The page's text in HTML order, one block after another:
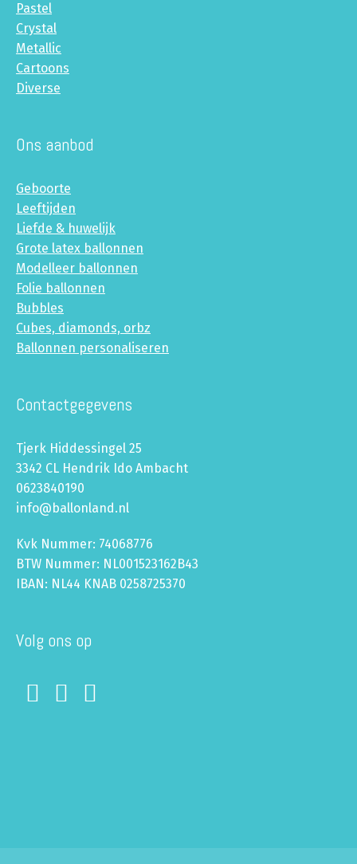
Pastel
Crystal
Metallic
Cartoons
Diverse
Ons aanbod
Geboorte
Leeftijden
Liefde & huwelijk
Grote latex ballonnen
Modelleer ballonnen
Folie ballonnen
Bubbles
Cubes, diamonds, orbz
Ballonnen personaliseren
Contactgegevens
Tjerk Hiddessingel 25
3342 CL Hendrik Ido Ambacht
0623840190
info@ballonland.nl
Kvk Nummer: 74068776
BTW Nummer: NL001523162B43
IBAN: NL44 KNAB 0258725370
Volg ons op